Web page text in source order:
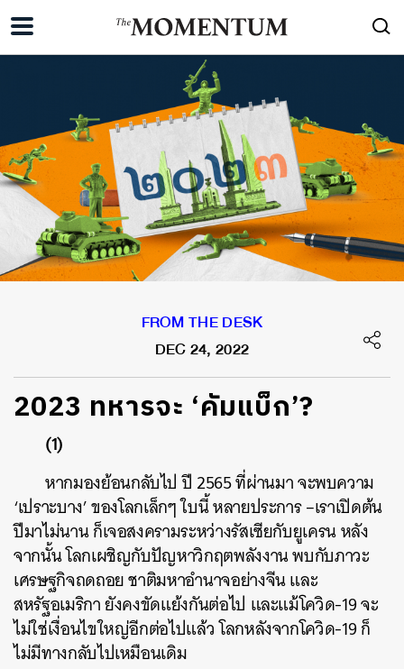
FROM THE DESK
DEC 24, 2022
2023 ทหารจะ ‘คัมแบ็ก’?
(1)
หากมองย้อนกลับไป ปี 2565ที่ผ่านมา จะพบความ
‘เปราะบาง’ของโลกเล็กๆ ใบนี้ หลายประการ–เราเปิดต้น
ปีมาไม่นาน ก็เจอสงครามระหว่างรัสเซียกับยูเครน หลัง
จากนั้น โลกเผชิญกับปัญหาวิกฤตพลังงาน พบกับภาวะ
เศรษฐกิจถดถอย ชาติมหาอำนาจอย่างจีน และ
สหรัฐอเมริกา ยังคงขัดแย้งกันต่อไป และแม้โควิด-19จะ
ไม่ใช่เงื่อนไขใหญ่อีกต่อไปแล้ว โลกหลังจากโควิด-19ก็
ไม่มีทางกลับไปเหมือนเดิม